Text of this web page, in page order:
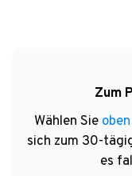
Zum
Wählen Sie oben
sich zum 30-
es